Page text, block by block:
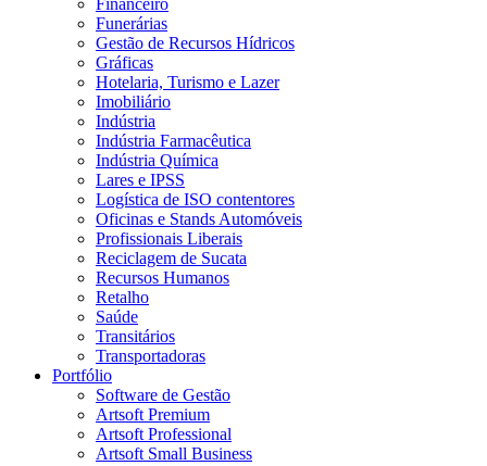
Funerárias
Gestão de Recursos Hídricos
Gráficas
Hotelaria, Turismo e Lazer
Imobiliário
Indústria
Indústria Farmacêutica
Indústria Química
Lares e IPSS
Logística de ISO contentores
Oficinas e Stands Automóveis
Profissionais Liberais
Reciclagem de Sucata
Recursos Humanos
Retalho
Saúde
Transitários
Transportadoras
Portfólio
Software de Gestão
Artsoft Premium
Artsoft Professional
Artsoft Small Business